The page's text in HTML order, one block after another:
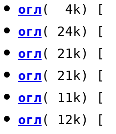
огл(
огл(
огл(
огл(
огл(
огл(